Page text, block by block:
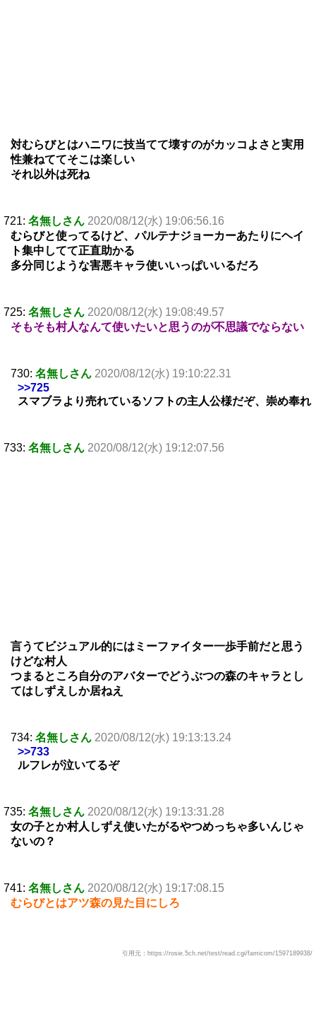
対むらびとはハニワに技当てて壊すのがカッコよさと実用
性兼ねててそこは楽しい
それ以外は死ね
721: 名無しさん 2020/08/12(水) 19:06:56.16
むらびと使ってるけど、パルテナジョーカーあたりにヘイ
ト集中してて正直助かる
多分同じような害悪キャラ使いいっぱいいるだろ
725: 名無しさん 2020/08/12(水) 19:08:49.57
そもそも村人なんて使いたいと思うのが不思議でならない
730: 名無しさん 2020/08/12(水) 19:10:22.31
>>725
スマブラより売れているソフトの主人公様だぞ、崇め奉れ
733: 名無しさん 2020/08/12(水) 19:12:07.56
言うてビジュアル的にはミーファイター一歩手前だと思う
けどな村人
つまるところ自分のアバターでどうぶつの森のキャラとし
てはしずえしか居ねえ
734: 名無しさん 2020/08/12(水) 19:13:13.24
>>733
ルフレが泣いてるぞ
735: 名無しさん 2020/08/12(水) 19:13:31.28
女の子とか村人しずえ使いたがるやつめっちゃ多いんじゃ
ないの？
741: 名無しさん 2020/08/12(水) 19:17:08.15
むらびとはアツ森の見た目にしろ
引用元：https://rosie.5ch.net/test/read.cgi/famicom/1597189938/